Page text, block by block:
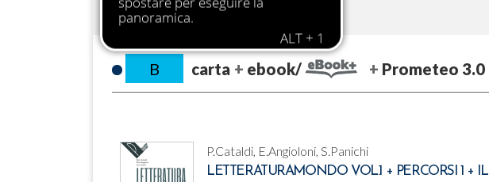
PIANO DELL'OPERA
B carta ebook/ Prometeo 3.0
P.Cataldi, E.Angioloni, S.Panichi
LETTERATURAMONDO VOL.1 + PERCORSI 1 + IL